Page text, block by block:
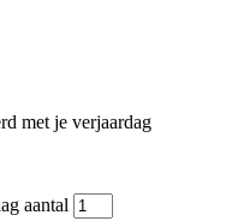
met je verjaardag
aantal